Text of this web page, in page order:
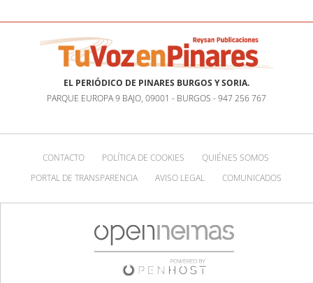
EL PERIÓDICO DE PINARES BURGOS Y SORIA.
PARQUE EUROPA 9 BAJO, 09001 - BURGOS - 947 256 767
CONTACTO POLÍTICA DE COOKIES
QUIÉNES SOMOS
PORTAL DE TRANSPARENCIA
AVISO LEGAL COMUNICADOS